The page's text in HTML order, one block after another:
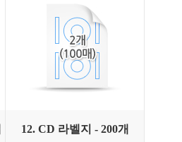
12. CD 라벨지 - 200개